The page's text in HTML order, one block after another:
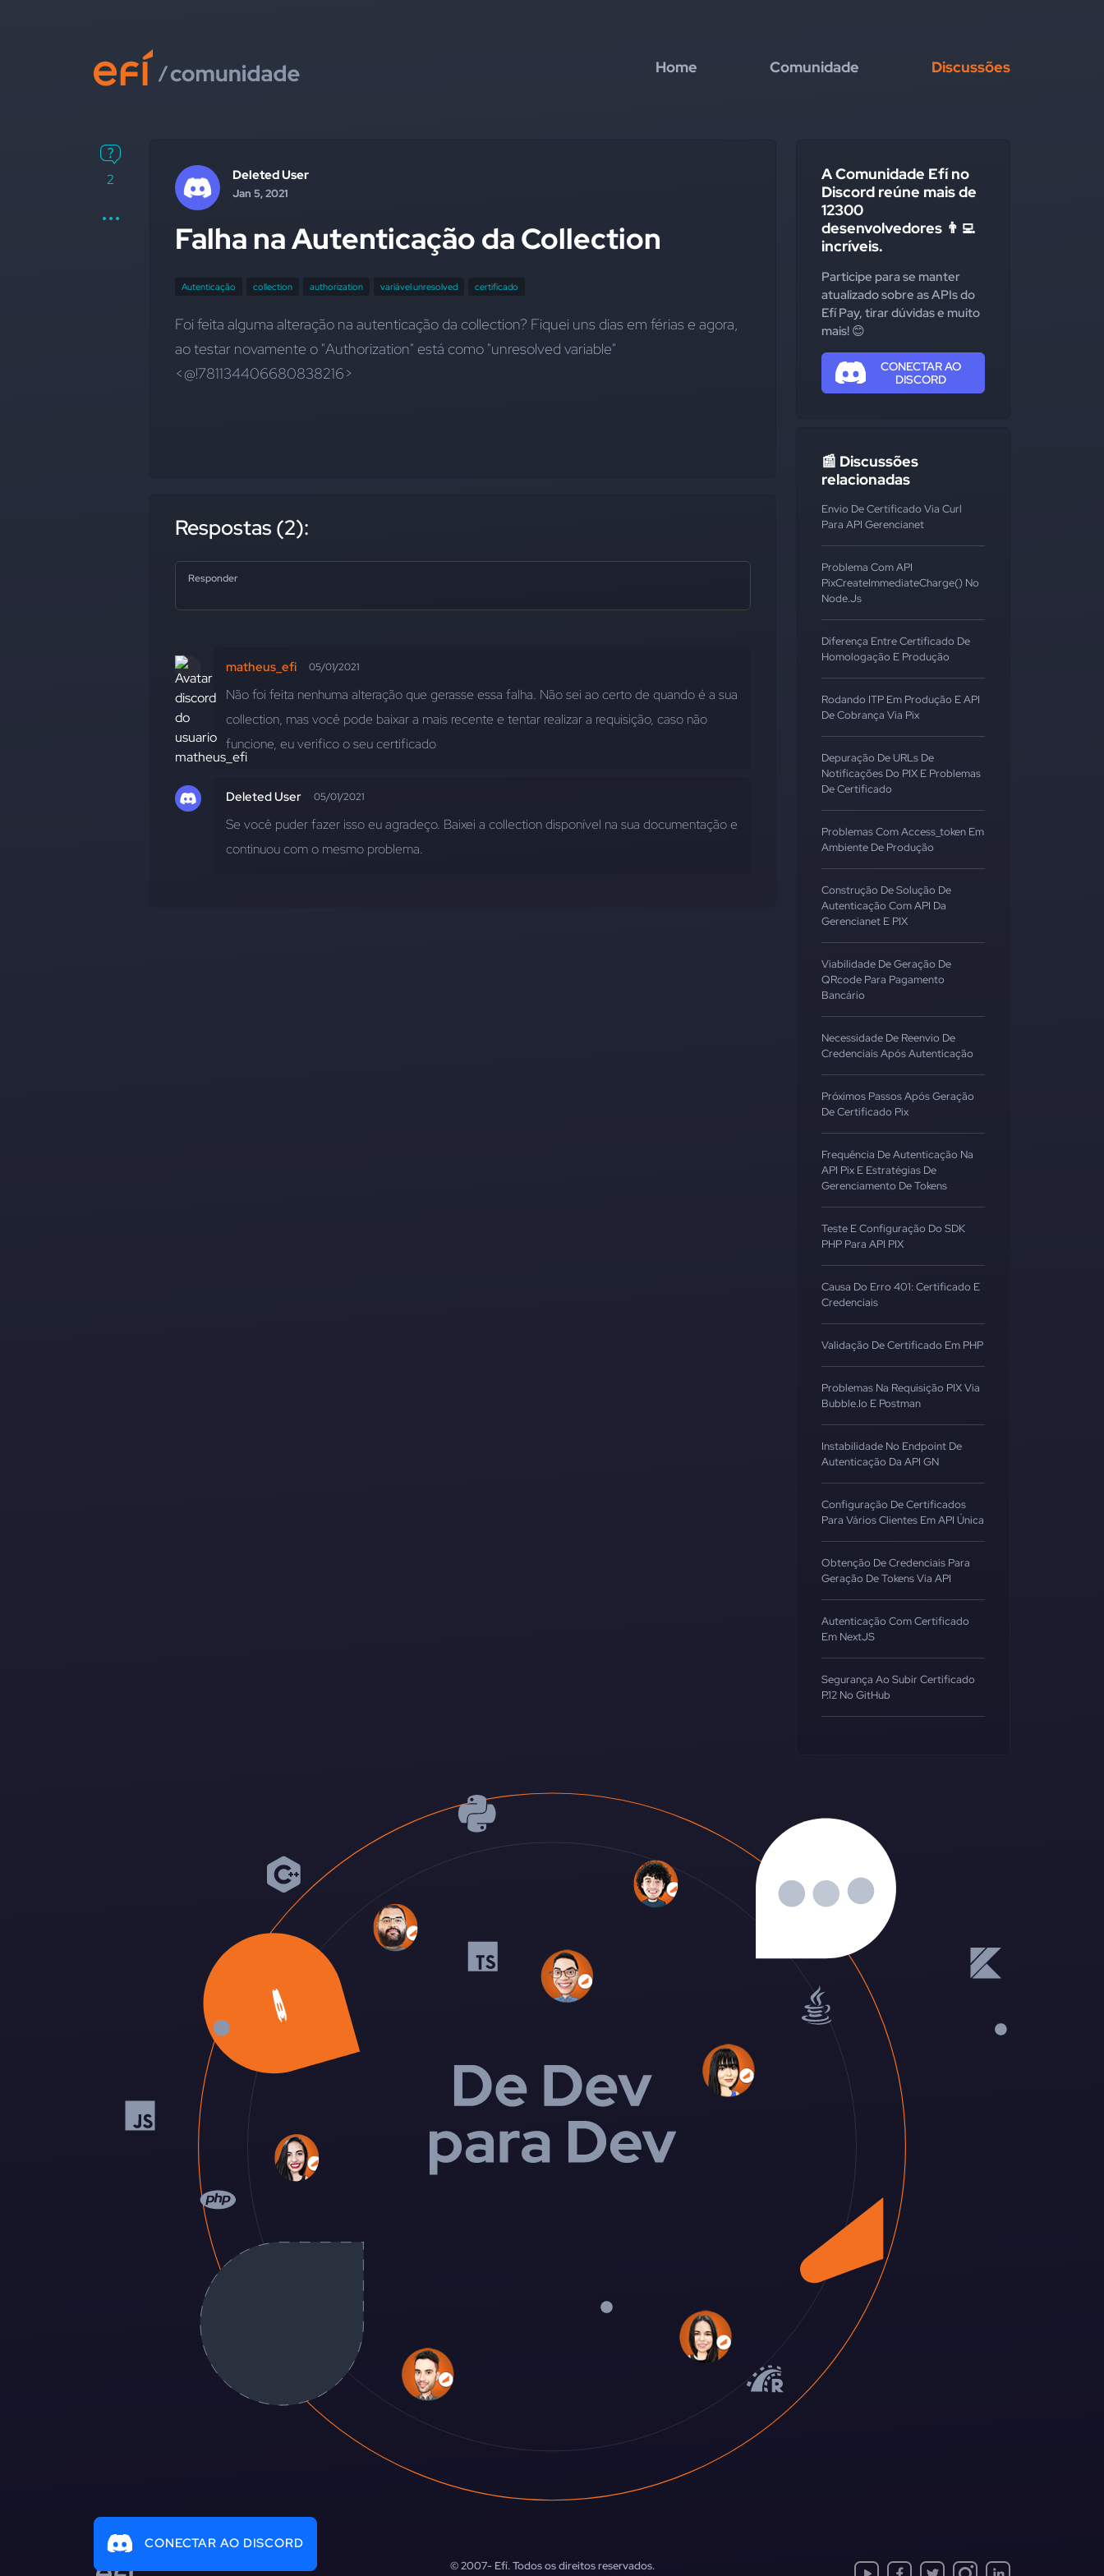
Home Comunidade Discussões
2 Deleted User
Jan 5, 2021
Falha na Autenticação da Collection
Autenticação collection authorization variável unresolved certificado
Foi feita alguma alteração na autenticação da collection? Fiquei uns dias em férias e agora,
ao testar novamente o "Authorization" está como "unresolved variable"
<@!781134406680838216>
Respostas (2):
Responder
matheus_efi 05/01/2021
Não foi feita nenhuma alteração que gerasse essa falha. Não sei ao certo de quando é a sua
collection, mas você pode baixar a mais recente e tentar realizar a requisição, caso não
funcione, eu verifico o seu certificado
Deleted User 05/01/2021
Se você puder fazer isso eu agradeço. Baixei a collection disponível na sua documentação e
continuou com o mesmo problema.
A Comunidade Efí no
Discord reúne mais de
12300
desenvolvedores 👨‍💻
incríveis.
Participe para se manter
atualizado sobre as APIs do
Efí Pay, tirar dúvidas e muito
mais! 😊
CONECTAR AO
DISCORD
📰 Discussões
relacionadas
Envio De Certificado Via Curl
Para API Gerencianet
Problema Com API
PixCreateImmediateCharge() No
Node.js
Diferença Entre Certificado De
Homologação E Produção
Rodando ITP Em Produção E API
De Cobrança Via Pix
Depuração De URLs De
Notificações Do PIX E Problemas
De Certificado
Problemas Com Access_token Em
Ambiente De Produção
Construção De Solução De
Autenticação Com API Da
Gerencianet E PIX
Viabilidade De Geração De
QRcode Para Pagamento
Bancário
Necessidade De Reenvio De
Credenciais Após Autenticação
Próximos Passos Após Geração
De Certificado Pix
Frequência De Autenticação Na
API Pix E Estratégias De
Gerenciamento De Tokens
Teste E Configuração Do SDK
PHP Para API PIX
Causa Do Erro 401: Certificado E
Credenciais
Validação De Certificado Em PHP
Problemas Na Requisição PIX Via
Bubble.io E Postman
Instabilidade No Endpoint De
Autenticação Da API GN
Configuração De Certificados
Para Vários Clientes Em API Única
Obtenção De Credenciais Para
Geração De Tokens Via API
Autenticação Com Certificado
Em NextJS
Segurança Ao Subir Certificado
P.12 No GitHub
CONECTAR AO DISCORD
© 2007-Efí. Todos os direitos reservados.